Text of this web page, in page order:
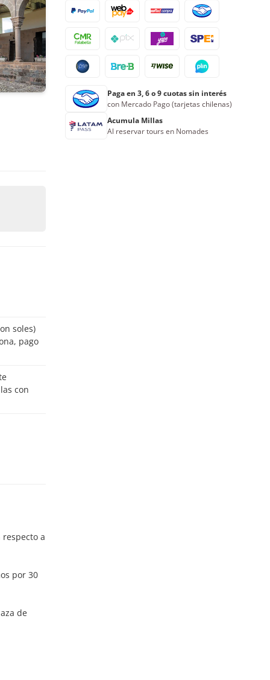
soles)
con
a
por 30
de
Paga en 3, 6 o 9 cuotas sin interés
con Mercado Pago (tarjetas chilenas)
Acumula Millas
Al reservar tours en Nomades
26 29
31 3 4 5